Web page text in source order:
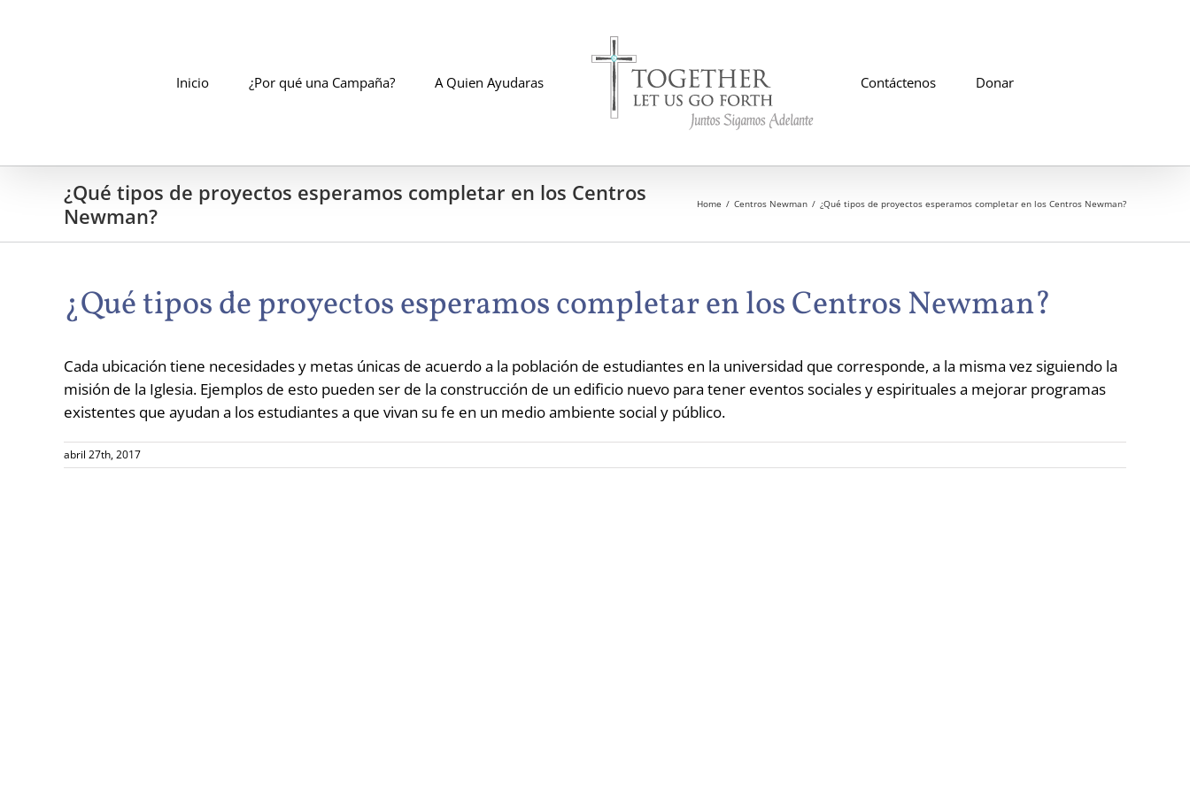
Inicio ¿Por qué una Campaña? A Quien Ayudaras Contáctenos Donar
¿Qué tipos de proyectos esperamos completar en los Centros
Newman?
Home Centros Newman ¿Qué tipos de proyectos esperamos completar en los Centros Newman?
¿Qué tipos de proyectos esperamos completar en los Centros Newman?
Cada ubicación tiene necesidades y metas únicas de acuerdo a la población de estudiantes en la universidad que corresponde, a la misma vez siguiendo la
misión de la Iglesia. Ejemplos de esto pueden ser de la construcción de un edificio nuevo para tener eventos sociales y espirituales a mejorar programas
existentes que ayudan a los estudiantes a que vivan su fe en un medio ambiente social y público.
abril 27th, 2017